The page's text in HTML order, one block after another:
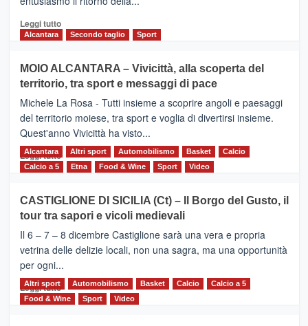
2026
Leggi tuttoLeggi
Torna
la
Supermaratona
dell’Etna
Alcantara Secondo taglio Sport
MOIO ALCANTARA – Vivicittà, alla scoperta del
territorio, tra sport e messaggi di pace
Michele La Rosa - Tutti insieme a scoprire angoli e paesaggi
del territorio moiese, tra sport e voglia di divertirsi insieme.
Quest'anno Vivicittà ha visto...
Leggi tutto Leggi
MOIO
ALCANTARA
–
Vivicittà,
alla
scoperta
del
territorio,
Alcantara Altri sport Automobilismo Basket
Calcio
Calcio a 5
Etna Food & Wine Sport Video
CASTIGLIONE DI SICILIA (Ct) – Il Borgo del Gusto, il
tour tra sapori e vicoli medievali
Il 6 – 7 – 8 dicembre Castiglione sarà una vera e propria
vetrina delle delizie locali, non una sagra, ma una opportunità
per ogni...
Leggi tuttoLeggi
di
Altri sport Automobilismo Basket Calcio
Calcio a 5
Food & Wine
Sport Video